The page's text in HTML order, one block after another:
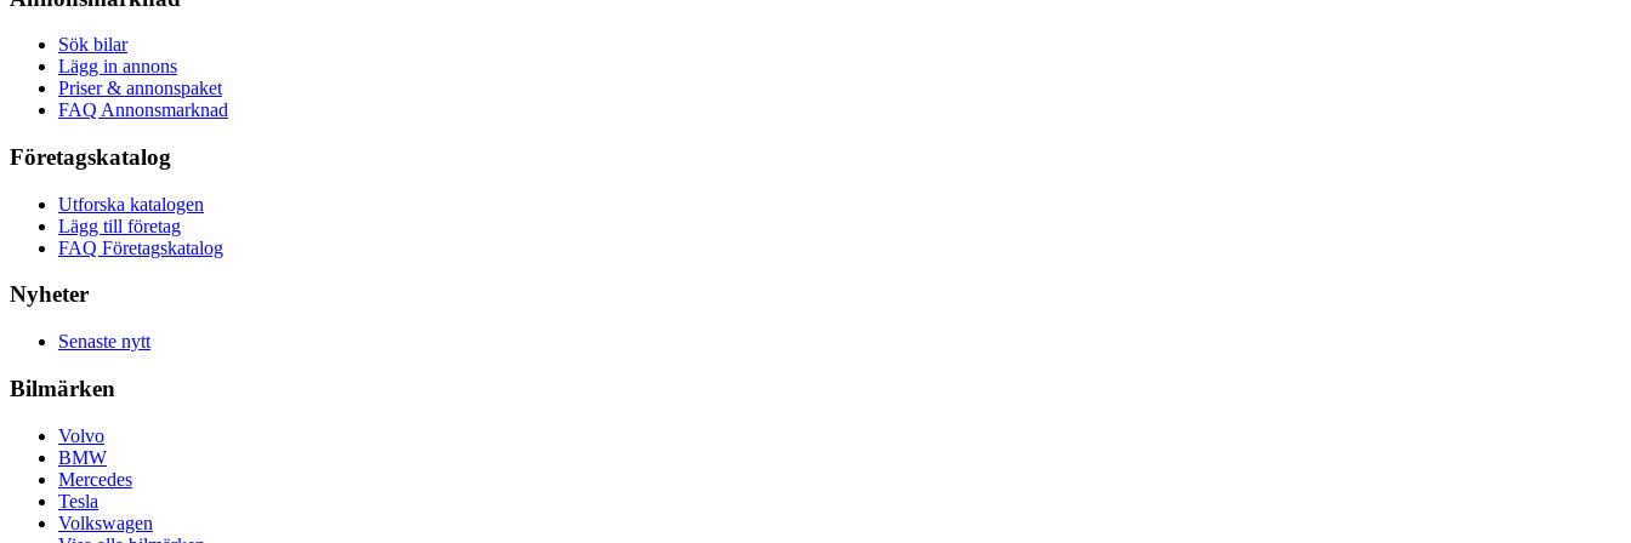
Sök bilar
Lägg in annons
Priser & annonspaket
FAQ Annonsmarknad
Företagskatalog
Utforska katalogen
Lägg till företag
FAQ Företagskatalog
Nyheter
Senaste nytt
Bilmärken
Volvo
BMW
Mercedes
Tesla
Volkswagen